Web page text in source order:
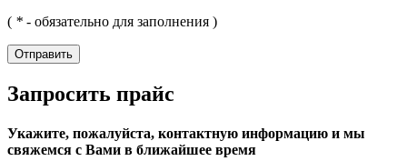
( * - обязательно для заполнения )
Запросить прайс
Укажите, пожалуйста, контактную информацию и мы
свяжемся с Вами в ближайшее время